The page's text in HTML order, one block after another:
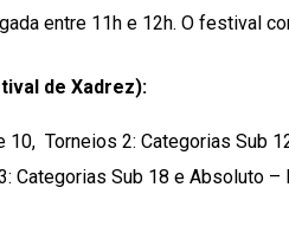
entre 11h e 12h. O festival
de Xadrez):
10, Torneios 2: Categorias Sub
Categorias Sub 18 e Absoluto –